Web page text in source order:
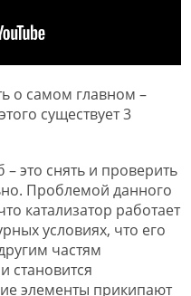
о самом главном –
существует 3
это снять и проверить
Проблемой данного
катализатор работает
условиях, что его
частям
становится
элементы прикипают